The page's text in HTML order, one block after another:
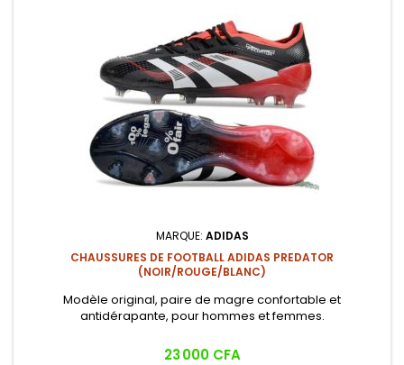
MARQUE: ADIDAS
CHAUSSURES DE FOOTBALL ADIDAS PREDATOR
(NOIR/ROUGE/BLANC)
Modèle original, paire de magre confortable et
antidérapante, pour hommes et femmes.
Prix
23 000 CFA